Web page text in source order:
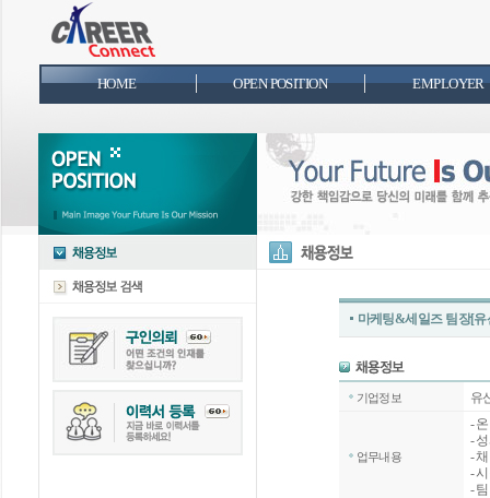
HOME OPEN POSITION EMPLOYER
마케팅&세일즈 팀장[
기업정보 유
업무내용
-
-
-
-
-